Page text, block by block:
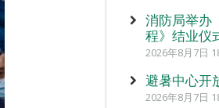
消防局举办
程》结业仪
2026年8月7日
避暑中心开
2026年8月7日